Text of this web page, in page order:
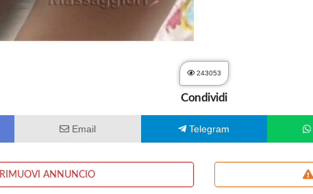
243053
Condividi
Email Telegram
RIMUOVI ANNUNCIO